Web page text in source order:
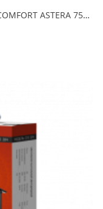
Светильник светодиодный IN HOME COMFORT ASTERA 75Вт 230В 3000-6500K 6000Лм 500x90мм с пультом ДУ